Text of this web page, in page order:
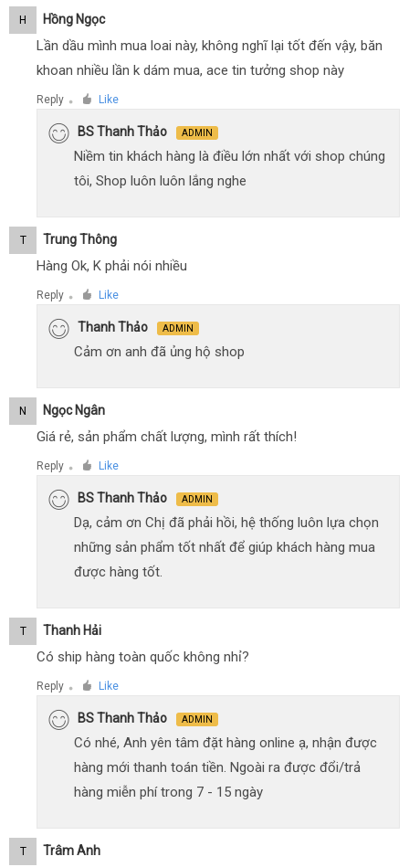
H Hồng Ngọc
Lần dầu mình mua loai này, không nghĩ lại tốt đến vậy, băn
khoan nhiều lần k dám mua, ace tin tưởng shop này
Reply ● Like
BS Thanh Thảo ADMIN
Niềm tin khách hàng là điều lớn nhất với shop chúng
tôi, Shop luôn luôn lắng nghe
T Trung Thông
Hàng Ok, K phải nói nhiều
Reply ● Like
Thanh Thảo ADMIN
Cảm ơn anh đã ủng hộ shop
N Ngọc Ngân
Giá rẻ, sản phẩm chất lượng, mình rất thích!
Reply ● Like
BS Thanh Thảo ADMIN
Dạ, cảm ơn Chị đã phải hồi, hệ thống luôn lựa chọn
những sản phẩm tốt nhất để giúp khách hàng mua
được hàng tốt.
T Thanh Hải
Có ship hàng toàn quốc không nhỉ?
Reply ● Like
BS Thanh Thảo ADMIN
Có nhé, Anh yên tâm đặt hàng online ạ, nhận được
hàng mới thanh toán tiền. Ngoài ra được đổi/trả
hàng miễn phí trong 7 - 15 ngày
T Trâm Anh